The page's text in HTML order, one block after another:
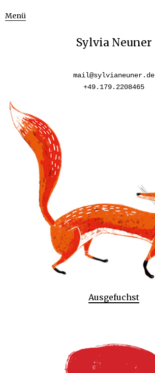
Menü
Sylvia Neuner
mail@sylvianeuner.de
+49.179.2208465
Ausgefuchst